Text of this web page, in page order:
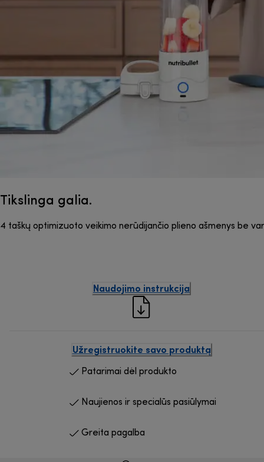
Tikslinga galia.
4 taškų optimizuoto veikimo nerūdijančio plieno ašmenys be
Naudojimo instrukcija
Užregistruokite savo produktą
Patarimai dėl produkto
Naujienos ir specialūs pasiūlymai
Greita pagalba